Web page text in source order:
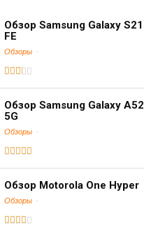
Обзор Samsung Galaxy S21
FE
Обзоры
Обзор Samsung Galaxy A52
5G
Обзоры
Обзор Motorola One Hyper
Обзоры